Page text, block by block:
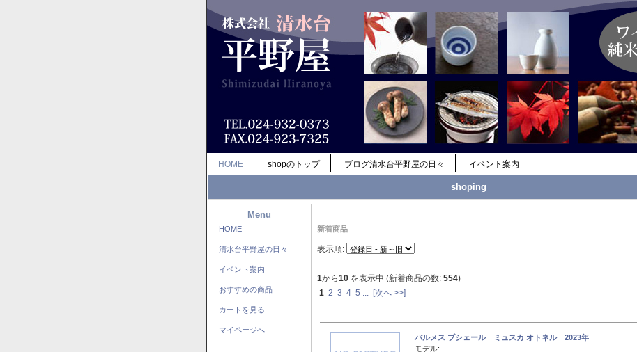
HOME shopのトップ ブログ清水台平野屋の日々 イベント案内
shoping
Menu
HOME
清水台平野屋の日々
イベント案内
おすすめの商品
カートを見る
マイページへ
新着商品
表示順:
1から10 を表示中 (新着商品の数: 554)
1 2 3 4 5 [次へ >>]
バルメス ブシェール ミュスカ オトネル 2023年
モデル: